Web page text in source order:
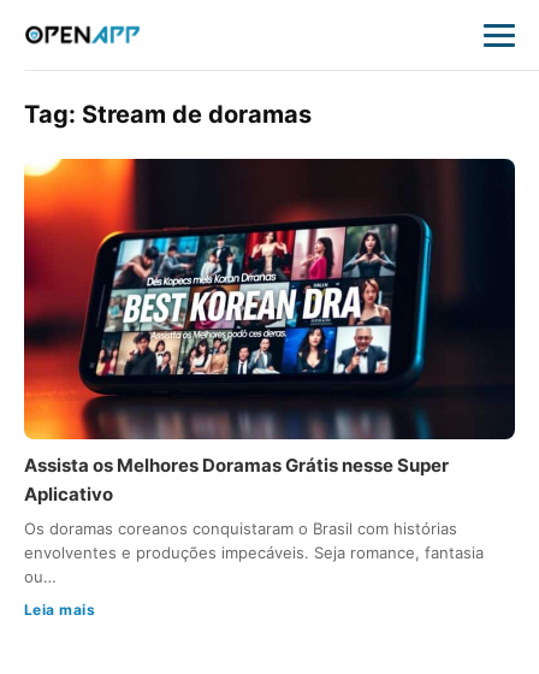
Tag: Stream de doramas
Assista os Melhores Doramas Grátis nesse Super
Aplicativo
Os doramas coreanos conquistaram o Brasil com histórias
envolventes e produções impecáveis. Seja romance, fantasia
ou…
Leia mais